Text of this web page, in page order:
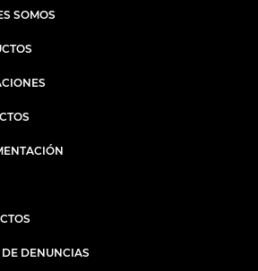
SOMOS
DENUNCIAS